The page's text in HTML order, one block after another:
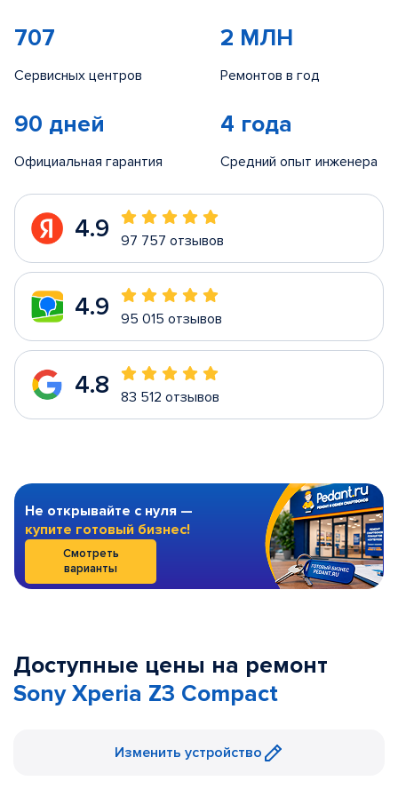
707
Сервисных центров
2 МЛН
Ремонтов в год
90 дней
Официальная гарантия
4 года
Средний опыт инженера
4.9 97 757 отзывов
4.9 95 015 отзывов
4.8 83 512 отзывов
Не открывайте с нуля —
купите готовый бизнес!
Смотреть
варианты
Доступные цены на ремонт
Sony Xperia Z3 Compact
Изменить устройство